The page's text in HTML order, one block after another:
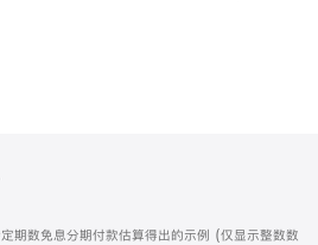
期数免息分期付款估算得出的示例 (仅显示整数数